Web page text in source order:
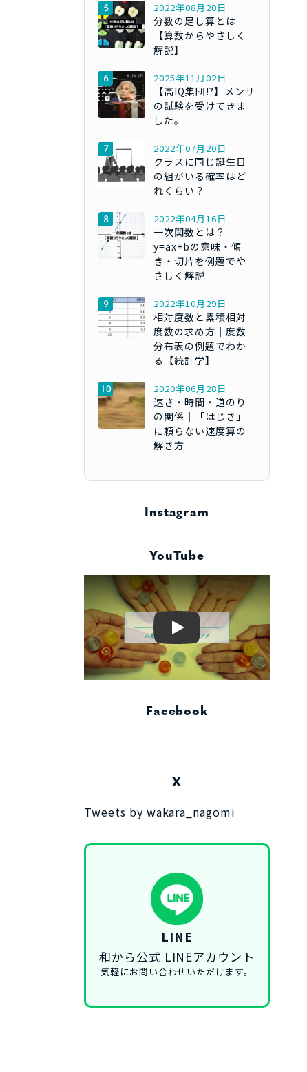
2022年08月20日
分数の足し算とは
【算数からやさしく
解説】
2025年11月02日
【高IQ集団!?】メンサ
の試験を受けてきま
した。
2022年07月20日
クラスに同じ誕生日
の組がいる確率はど
れくらい？
2022年04月16日
一次関数とは？
y=ax+bの意味・傾
き・切片を例題でや
さしく解説
2022年10月29日
相対度数と累積相対
度数の求め方｜度数
分布表の例題でわか
る【統計学】
2020年06月28日
速さ・時間・道のり
の関係｜「はじき」
に頼らない速度算の
解き方
Instagram
YouTube
Play
Facebook
X
Tweets by wakara_nagomi
LINE
和から公式 LINEアカウント
気軽にお問い合わせいただけます。